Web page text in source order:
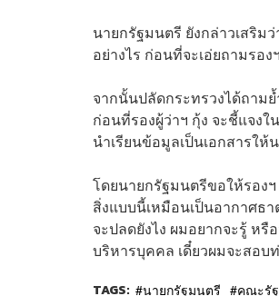
นายกรัฐมนตรี ยังกล่าวเสริม
อย่างไร ก่อนที่จะเอ่ยถามรอ
จากนั้นปลัดกระทรวงได้ถาม
ก่อนที่รองผู้ว่าฯ กุ้ง จะชี้แจง
นำเรียนข้อมูลเป็นเอกสารใ
โดยนายกรัฐมนตรีขอให้รองฯ
สิ่งแบบนี้เหมือนเป็นอากาศธ
จะปลดยังไง ผมอยากจะรู้ ห
บริหารบุคคล เดี๋ยวผมจะสอบ
TAGS: นายกรัฐมนตรี คณะรั